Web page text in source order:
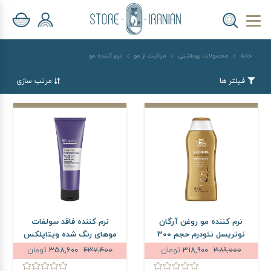
خانه محصولات بهداشتی مراقبت از مو نرم کننده مو
فیلتر ها مرتب سازی
نرم کننده مو روغن آرگان
نوتریسل نئودرم حجم 300
میلی لیتر389,000
318,900 تومان
نرم کننده فاقد سولفات
موهای رنگ شده ویتاپلکس
حجم 250 میلی لیتر
437,400 تومان